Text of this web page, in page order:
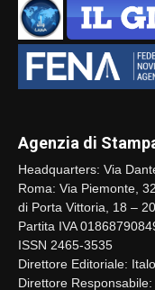
Agenzia di
Headquarters: Via
Roma: Via Piemonte,
di Porta Vittoria, 18 –
Partita IVA
ISSN 2465-3535
Direttore Editoriale:
Direttore